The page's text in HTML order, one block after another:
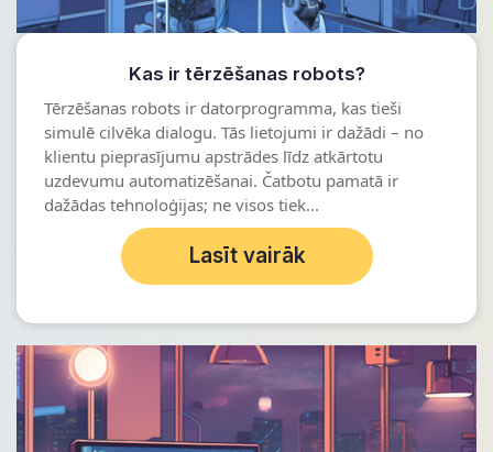
Kas ir tērzēšanas robots?
Tērzēšanas robots ir datorprogramma, kas tieši
simulē cilvēka dialogu. Tās lietojumi ir dažādi – no
klientu pieprasījumu apstrādes līdz atkārtotu
uzdevumu automatizēšanai. Čatbotu pamatā ir
dažādas tehnoloģijas; ne visos tiek...
Lasīt vairāk